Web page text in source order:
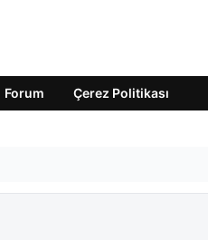
Forum Çerez Politikası